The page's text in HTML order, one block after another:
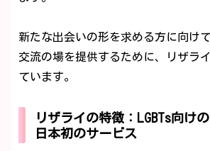
新たな出会いの形を求める方に向け
交流の場を提供するために、リザラ
ています。
リザライの特徴：LGBTs向け
日本初のサービス